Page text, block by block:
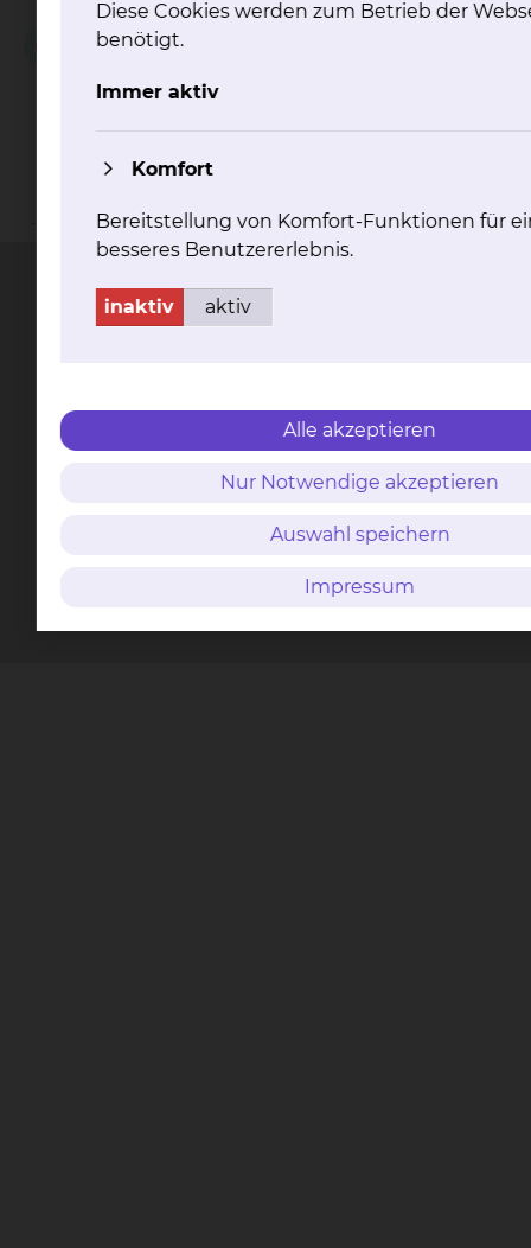
Versorgungszentren
am Städtischen
Klinikum
GmbH
Klinikum
Bildnachweise
Entgelttransparenz Cookie Einstellungen
Freisestr. 9/10
Fax: 0531/595-1322
info@klinikum-braunschweig.de
Diese Cookies werden zum Betrieb der
benötigt.
Immer aktiv
Komfort
Bereitstellung von Komfort-Funktionen für
besseres Benutzererlebnis.
inaktiv aktiv
Alle akzeptieren
Nur Notwendige akzeptieren
Auswahl speichern
Impressum